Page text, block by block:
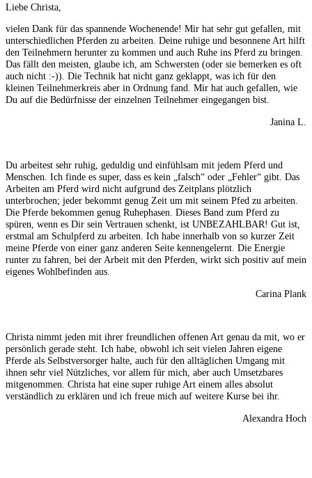
Liebe Christa,
vielen Dank für das spannende Wochenende! Mir hat sehr gut gefallen, mit
unterschiedlichen Pferden zu arbeiten. Deine ruhige und besonnene Art hilft
den Teilnehmern herunter zu kommen und auch Ruhe ins Pferd zu bringen.
Das fällt den meisten, glaube ich, am Schwersten (oder sie bemerken es oft
auch nicht :-)). Die Technik hat nicht ganz geklappt, was ich für den
kleinen Teilnehmerkreis aber in Ordnung fand. Mir hat auch gefallen, wie
Du auf die Bedürfnisse der einzelnen Teilnehmer eingegangen bist.
Janina L.
Du arbeitest sehr ruhig, geduldig und einfühlsam mit jedem Pferd und
Menschen. Ich finde es super, dass es kein „falsch“ oder „Fehler“ gibt. Das
Arbeiten am Pferd wird nicht aufgrund des Zeitplans plötzlich
unterbrochen; jeder bekommt genug Zeit um mit seinem Pfed zu arbeiten.
Die Pferde bekommen genug Ruhephasen. Dieses Band zum Pferd zu
spüren, wenn es Dir sein Vertrauen schenkt, ist UNBEZAHLBAR! Gut ist,
erstmal am Schulpferd zu arbeiten. Ich habe innerhalb von so kurzer Zeit
meine Pferde von einer ganz anderen Seite kennengelernt. Die Energie
runter zu fahren, bei der Arbeit mit den Pferden, wirkt sich positiv auf mein
eigenes Wohlbefinden aus.
Carina Plank
Christa nimmt jeden mit ihrer freundlichen offenen Art genau da mit, wo er
persönlich gerade steht. Ich habe, obwohl ich seit vielen Jahren eigene
Pferde als Selbstversorger halte, auch für den alltäglichen Umgang mit
ihnen sehr viel Nützliches, vor allem für mich, aber auch Umsetzbares
mitgenommen. Christa hat eine super ruhige Art einem alles absolut
verständlich zu erklären und ich freue mich auf weitere Kurse bei ihr.
Alexandra Hoch